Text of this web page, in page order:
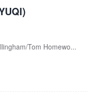
Tom Homewo...